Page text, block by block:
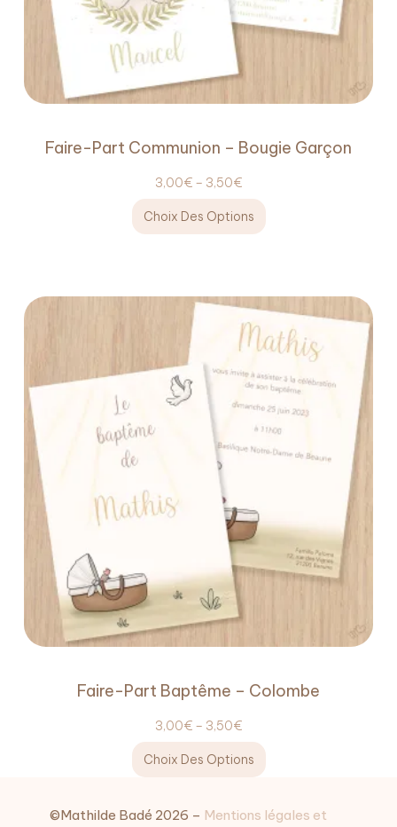
Faire-Part Communion – Bougie Garçon
3,00€ – 3,50€
Choix Des Options
Faire-Part Baptême – Colombe
3,00€ – 3,50€
Choix Des Options
©Mathilde Badé 2026 – Mentions légales et